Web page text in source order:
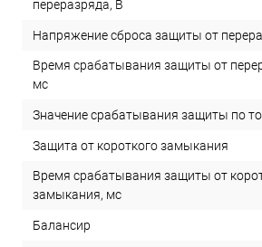
переразряда, В
Напряжение сброса защиты от
Время срабатывания защиты от
мс
Значение срабатывания защиты по
Защита от короткого замыкания
Время срабатывания защиты от
замыкания, мс
Балансир